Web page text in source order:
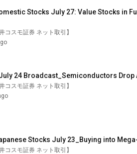
Stocks July 27: Value Stocks in
コスモ証券 ネット取引】
24 Broadcast_Semiconductors
コスモ証券 ネット取引】
Stocks July 23_Buying into
コスモ証券 ネット取引】